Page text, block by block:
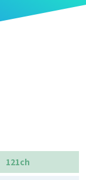
121ch